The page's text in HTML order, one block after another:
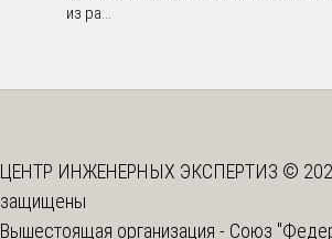
из ра...
ЦЕНТР ИНЖЕНЕРНЫХ ЭКСПЕРТИЗ ©
защищены
Вышестоящая организация - Союз